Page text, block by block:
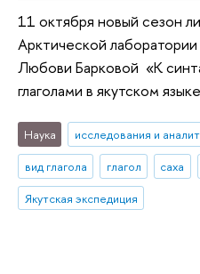
11 октября новый сезон
Арктической
Любови Барковой «К
глаголами в якутском
Наука исследования и
вид глагола
глагол саха
Якутская экспедиция